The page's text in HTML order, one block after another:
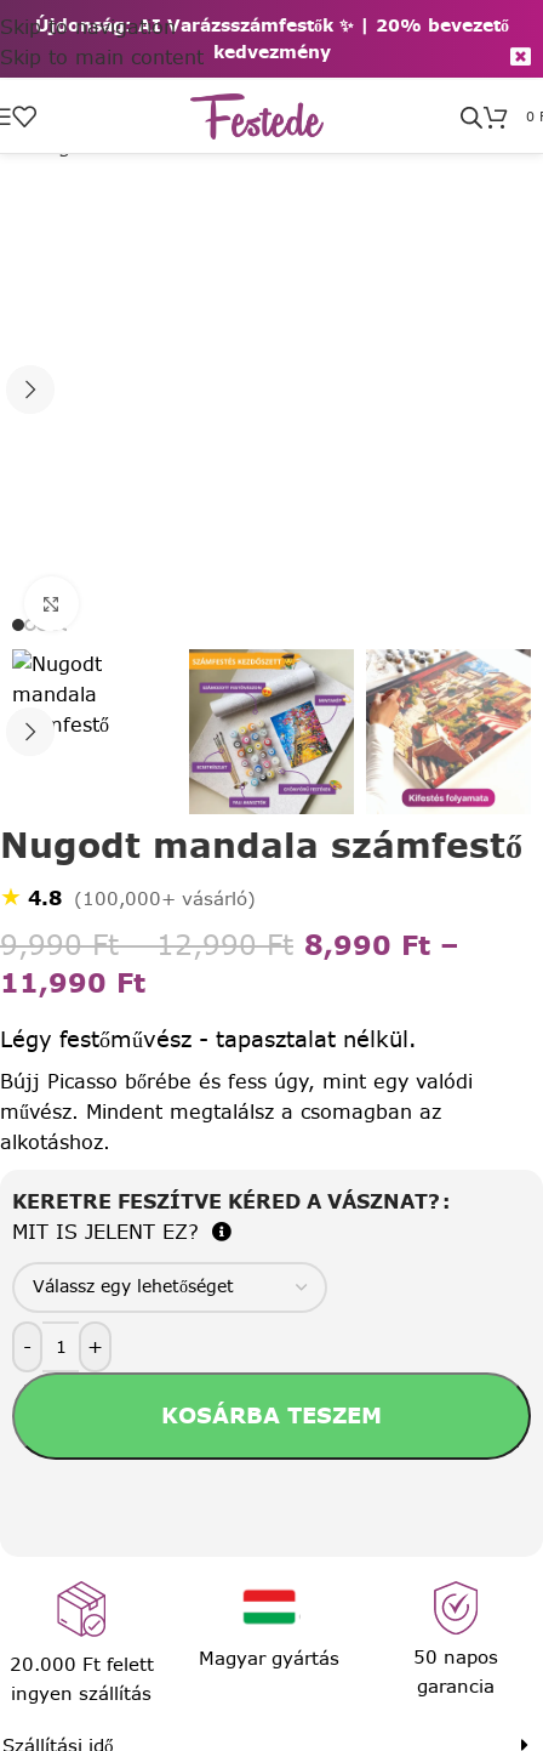
Újdonság: AI Varázsszámfestők ✨ | 20% bevezető
kedvezmény
Skip to navigation
Skip to main content
0
Nugodt mandala számfestő
★ 4.8 (100,000+ vásárló)
9,990Ft – 12,990Ft 8,990 Ft –
11,990 Ft
Légy festőművész - tapasztalat nélkül.
Bújj Picasso bőrébe és fess úgy, mint egy valódi
művész. Mindent megtalálsz a csomagban az
alkotáshoz.
KERETRE FESZÍTVE KÉRED A VÁSZNAT?
MIT IS JELENT EZ?
- +
KOSÁRBA TESZEM
20.000 Ft felett
ingyen szállítás
Magyar gyártás
50 napos
garancia
Szállítási idő